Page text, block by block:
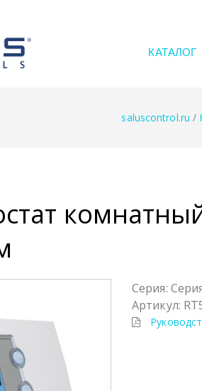
КАТАЛОГ
saluscontrol.ru /
Серия:
Артикул: